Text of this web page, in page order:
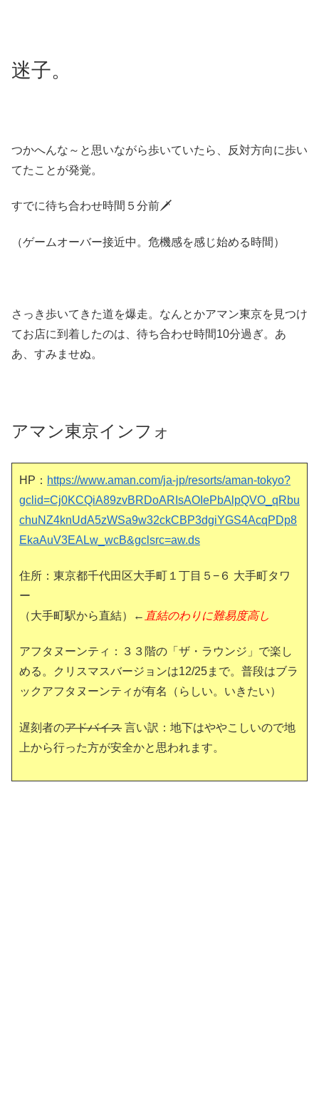
迷子。
つかへんな～と思いながら歩いていたら、反対方向に歩い
てたことが発覚。
すでに待ち合わせ時間５分前🗡
（ゲームオーバー接近中。危機感を感じ始める時間）
さっき歩いてきた道を爆走。なんとかアマン東京を見つけ
てお店に到着したのは、待ち合わせ時間10分過ぎ。あ
あ、すみませぬ。
アマン東京インフォ
HP： https://www.aman.com/ja-jp/resorts/aman-tokyo?
gclid=Cj0KCQiA89zvBRDoARIsAOIePbAlpQVO_qRbu
chuNZ4knUdA5zWSa9w32ckCBP3dgiYGS4AcqPDp8
EkaAuV3EALw_wcB&gclsrc=aw.ds
住所：東京都千代田区大手町１丁目５−６ 大手町タワ
ー
（大手町駅から直結）← 直結のわりに難易度高し
アフタヌーンティ：３３階の「ザ・ラウンジ」で楽し
める。クリスマスバージョンは12/25まで。普段はブラ
ックアフタヌーンティが有名（らしい。いきたい）
遅刻者のアドバイス 言い訳：地下はややこしいので地
上から行った方が安全かと思われます。